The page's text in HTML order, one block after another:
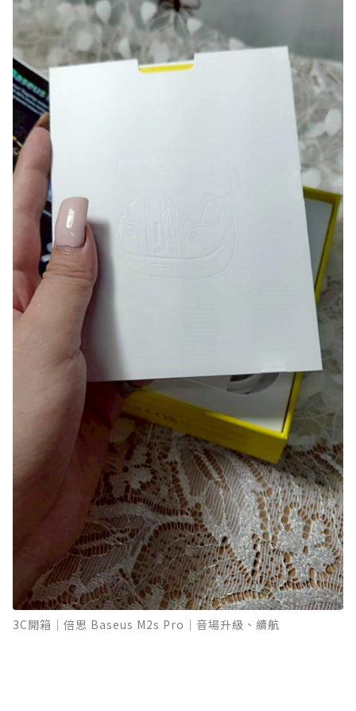
3C開箱｜倍思 Baseus M2s Pro｜音場升級、續航